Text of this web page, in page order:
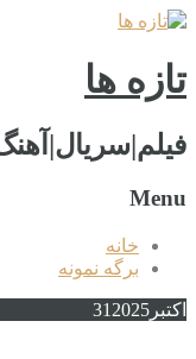
تازه ها
Menu
خانه
برگه نمونه
اکتبر 31 2025